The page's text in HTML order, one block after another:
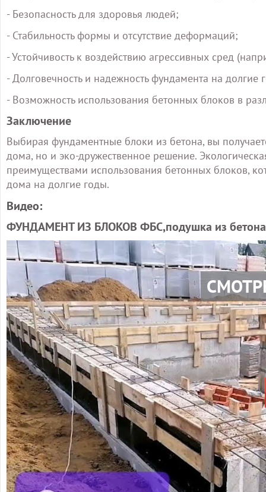
- Безопасность для здоровья людей;
- Стабильность формы и отсутствие деформаций;
- Устойчивость к воздействию агрессивных сред
- Долговечность и надежность фундамента на долгие
- Возможность использования бетонных блоков в
Заключение
Выбирая фундаментные блоки из бетона, вы
дома, но и эко-дружественное решение.
преимуществами использования бетонных блоков,
дома на долгие годы.
Видео:
ФУНДАМЕНТ ИЗ БЛОКОВ ФБС,подушка из